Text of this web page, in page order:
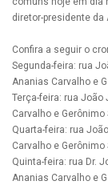
diretor-presidente da
Confira a seguir o
Segunda-feira: rua
Ananias Carvalho e
Terça-feira: rua João
Carvalho e Gerônimo
Quarta-feira: rua
Carvalho e Gerônimo
Quinta-feira: rua Dr.
Ananias Carvalho e